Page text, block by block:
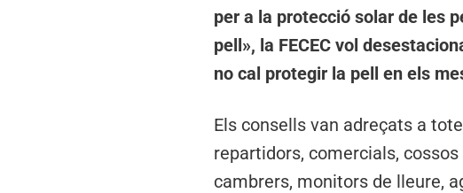
per a la protecció solar de les
pell», la FECEC vol
no cal protegir la pell en els
Els consells van adreçats a
repartidors, comercials,
cambrers, monitors de lleure,